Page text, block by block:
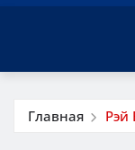
Главная Рэй